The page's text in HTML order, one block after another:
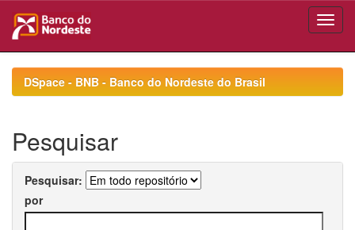
navigationDSpace - BNB - Banco do Nordeste do Brasil
Pesquisar
Pesquisar:
por